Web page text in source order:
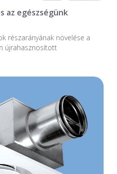
az egészségünk
részarányának növelése a
újrahasznosított